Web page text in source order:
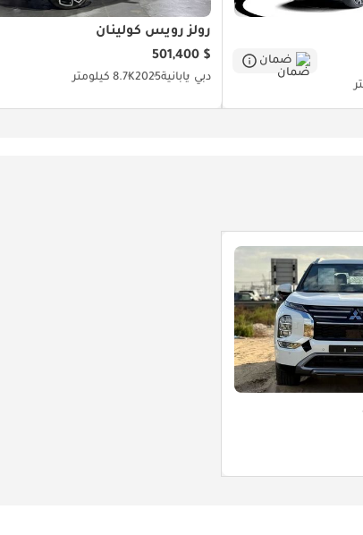
ضمان
رولز رويس كولينان
$ 501,400
دبي يابانية20258.7K كيلومتر